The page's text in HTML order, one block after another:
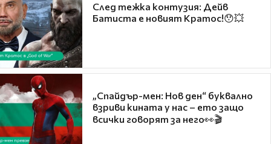
След тежка контузия: Дейв
Батиста е новият Кратос!😯💥
„Спайдър-мен: Нов ден“ буквално
взриви кината у нас – ето защо
всички говорят за него👀🎬